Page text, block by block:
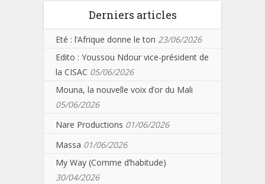
Derniers articles
Eté : l’Afrique donne le ton 23/06/2026
Edito : Youssou Ndour vice-président de
la CISAC 05/06/2026
Mouna, la nouvelle voix d’or du Mali
05/06/2026
Nare Productions 01/06/2026
Massa 01/06/2026
My Way (Comme d’habitude)
30/04/2026